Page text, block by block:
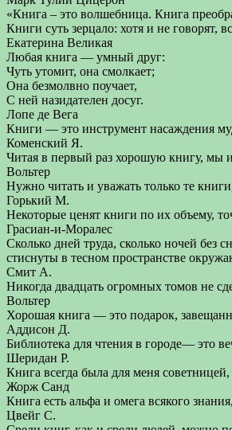
«Книга – это волшебница. Книга
Книги суть зерцало: хотя и не говорят,
Екатерина Великая
Любая книга — умный друг:
Чуть утомит, она смолкает;
Она безмолвно поучает,
С ней назидателен досуг.
Лопе де Вега
Книги — это инструмент насаждения
Коменский Я.
Читая в первый раз хорошую книгу, мы
Вольтер
Нужно читать и уважать только те
Горький М.
Некоторые ценят книги по их объему,
Грасиан-и-Моралес
Сколько дней труда, сколько ночей без
стиснуты в тесном пространстве
Смит А.
Никогда двадцать огромных томов не
Вольтер
Хорошая книга — это подарок,
Аддисон Д.
Библиотека для чтения в городе— это
Шеридан Р.
Книга всегда была для меня
Жорж Санд
Книга есть альфа и омега всякого
Цвейг С.